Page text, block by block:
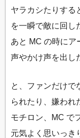
ヤラカシたりする
を一瞬で敵に回し
あと MC の時に
声やかけ声を出し
と、ファンだけで
られたり、嫌われ
モチロン、MC で
元気よく思いっき